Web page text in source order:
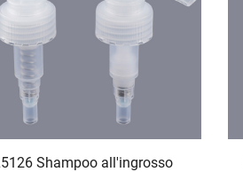
Shampoo all'ingrosso